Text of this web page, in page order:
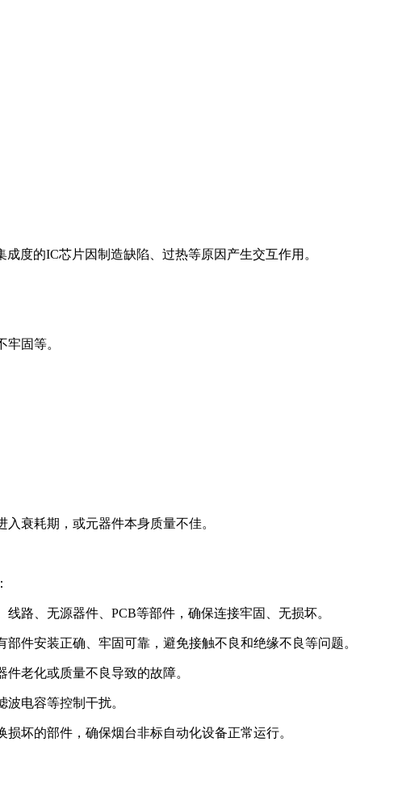
度的IC芯片因制造缺陷、过热等原因产生交互作用。
固等。
衰耗期，或元器件本身质量不佳。
路、无源器件、PCB等部件，确保连接牢固、无损坏。
件安装正确、牢固可靠，避免接触不良和绝缘不良等问题。
老化或质量不良导致的故障。
电容等控制干扰。
坏的部件，确保烟台非标自动化设备正常运行。